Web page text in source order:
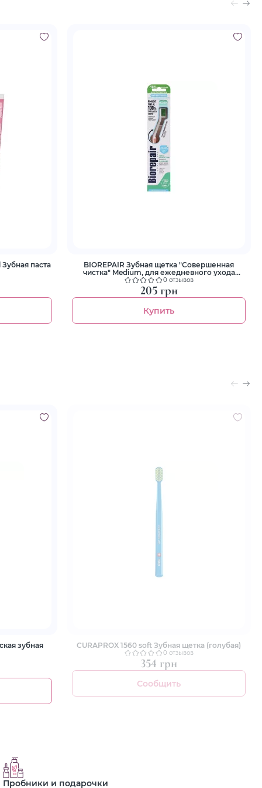
паста
BIOREPAIR Зубная щетка "Совершенная
чистка" Medium, для ежедневного ухода
персиковая
0 отзывов
205 грн
Купить
зубная
CURAPROX 1560 soft Зубная щетка (голубая)
0 отзывов
354 грн
Сообщить
Пробники и подарочки